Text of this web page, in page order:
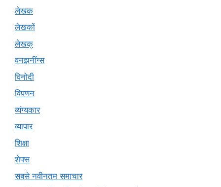
लेखक
लेखकों
लेखक्
वनझनींग्स
विनोदी
विपणन
व्यंग्यकार
व्यापार
शिक्षा
शेफ्स
सबसे नवीनतम समाचार